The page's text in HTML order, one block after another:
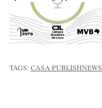
TAGS:CASA PUBLISHNEWS